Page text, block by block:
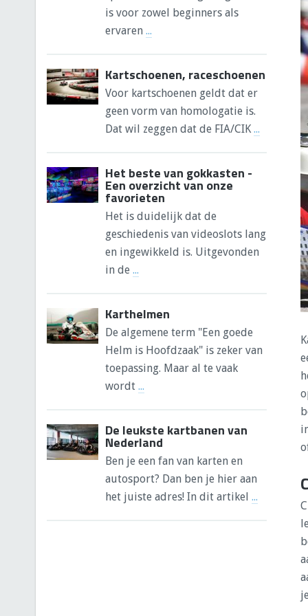
is voor zowel beginners als
ervaren ...
Kartschoenen, raceschoenen
Voor kartschoenen geldt dat er
geen vorm van homologatie is.
Dat wil zeggen dat de FIA/CIK ...
Het beste van gokkasten -
Een overzicht van onze
favorieten
Het is duidelijk dat de
geschiedenis van videoslots lang
en ingewikkeld is. Uitgevonden
in de ...
Karthelmen
De algemene term "Een goede
Helm is Hoofdzaak" is zeker van
toepassing. Maar al te vaak
wordt ...
De leukste kartbanen van
Nederland
Ben je een fan van karten en
autosport? Dan ben je hier aan
het juiste adres! In dit artikel ...